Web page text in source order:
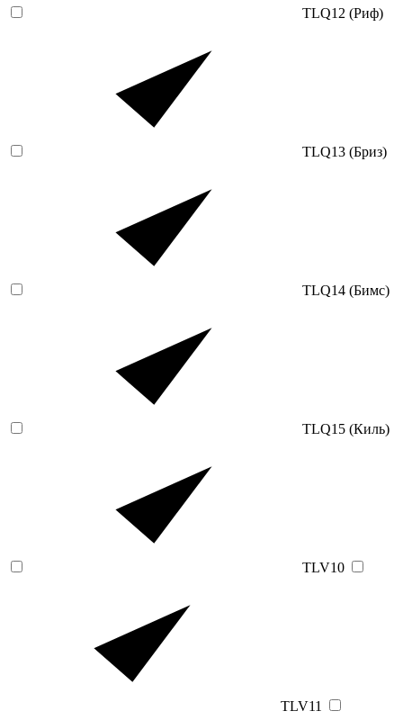
TLQ12 (Риф)
TLQ13 (Бриз)
TLQ14 (Бимс)
TLQ15 (Киль)
TLV10
TLV11